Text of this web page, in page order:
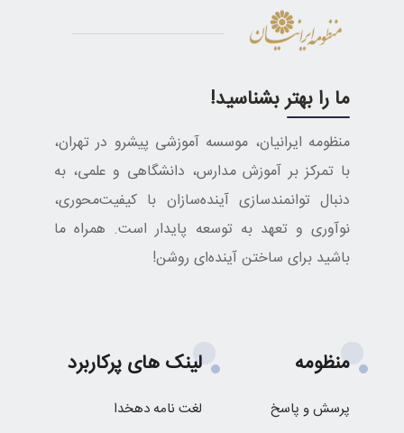
ما را بهتر بشناسید!
منظومه ایرانیان، موسسه آموزشی پیشرو در تهران،
با تمرکز بر آموزش مدارس، دانشگاهی و علمی، به
دنبال توانمندسازی آینده‌سازان با کیفیت‌محوری،
نوآوری و تعهد به توسعه پایدار است. همراه ما
باشید برای ساختن آینده‌ای روشن!
منظومه
پرسش و پاسخ
لینک های پرکاربرد
لغت نامه دهخدا